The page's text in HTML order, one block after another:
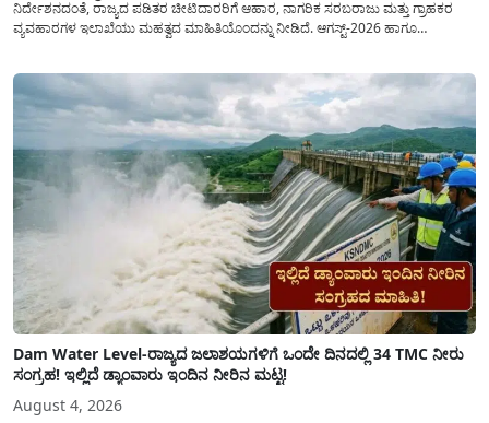
ನಿರ್ದೇಶನದಂತೆ, ರಾಜ್ಯದ ಪಡಿತರ ಚೀಟಿದಾರರಿಗೆ ಆಹಾರ, ನಾಗರಿಕ ಸರಬರಾಜು ಮತ್ತು ಗ್ರಾಹಕರ
ವ್ಯವಹಾರಗಳ ಇಲಾಖೆಯು ಮಹತ್ವದ ಮಾಹಿತಿಯೊಂದನ್ನು ನೀಡಿದೆ. ಆಗಸ್ಟ್-2026 ಹಾಗೂ
Dam Water Level-ರಾಜ್ಯದ ಜಲಾಶಯಗಳಿಗೆ ಒಂದೇ ದಿನದಲ್ಲಿ 34 TMC ನೀರು
ಸಂಗ್ರಹ! ಇಲ್ಲಿದೆ ಡ್ಯಾಂವಾರು ಇಂದಿನ ನೀರಿನ ಮಟ್ಟ!
August 4, 2026